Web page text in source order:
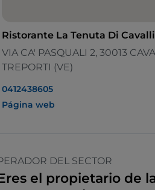
Ristorante La Tenuta Di
VIA CA' PASQUALI 2, 30013
TREPORTI (VE)
0412438605
Página web
DEL SECTOR
el propietario de